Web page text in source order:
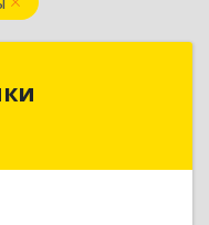
Химки, Химки г,